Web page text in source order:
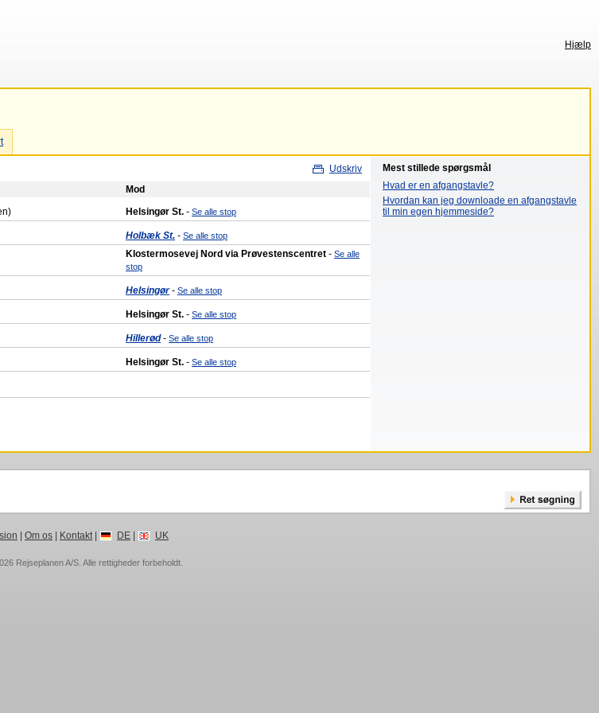
Hjælp
Udskriv
Mod
Helsingør St. - Se alle stop
Holbæk St. - Se alle stop
Klostermosevej Nord via Prøvestenscentret - Se alle
stop
Helsingør - Se alle stop
Helsingør St. - Se alle stop
Hillerød - Se alle stop
Helsingør St. - Se alle stop
Mest stillede spørgsmål
Hvad er en afgangstavle?
Hvordan kan jeg downloade en afgangstavle
til min egen hjemmeside?
Om os| Kontakt| DE| UK
Rejseplanen A/S . Alle rettigheder forbeholdt.